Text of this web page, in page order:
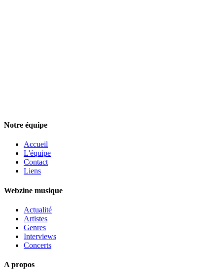
Notre équipe
Accueil
L'équipe
Contact
Liens
Webzine musique
Actualité
Artistes
Genres
Interviews
Concerts
A propos